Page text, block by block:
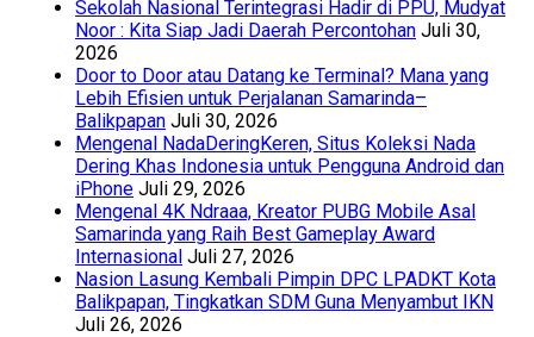
Sekolah Nasional Terintegrasi Hadir di PPU, Mudyat
Noor : Kita Siap Jadi Daerah Percontohan Juli 30,
2026
Door to Door atau Datang ke Terminal? Mana yang
Lebih Efisien untuk Perjalanan Samarinda–
Balikpapan Juli 30, 2026
Mengenal NadaDeringKeren, Situs Koleksi Nada
Dering Khas Indonesia untuk Pengguna Android dan
iPhone Juli 29, 2026
Mengenal 4K Ndraaa, Kreator PUBG Mobile Asal
Samarinda yang Raih Best Gameplay Award
Internasional Juli 27, 2026
Nasion Lasung Kembali Pimpin DPC LPADKT Kota
Balikpapan, Tingkatkan SDM Guna Menyambut IKN
Juli 26, 2026